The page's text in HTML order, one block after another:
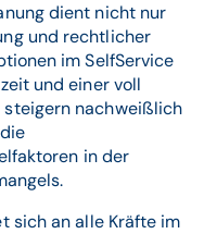
dient nicht nur
und rechtlicher
im SelfService
und einer voll
nachweißlich
in der
sich an alle Kräfte im